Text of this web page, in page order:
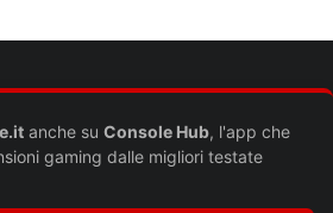
anche su Console Hub, l'app che
gaming dalle migliori testate